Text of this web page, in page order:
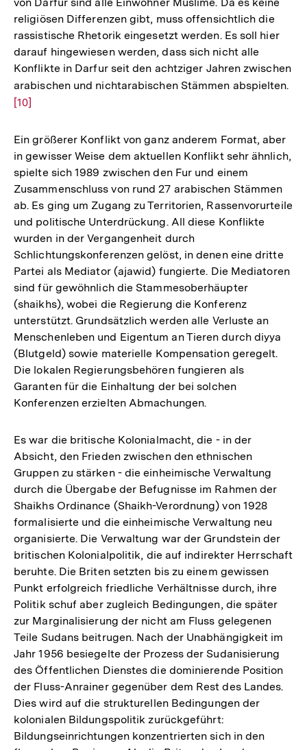
religiösen Differenzen gibt, muss offensichtlich die
rassistische Rhetorik eingesetzt werden. Es soll hier
darauf hingewiesen werden, dass sich nicht alle
Konflikte in Darfur seit den achtziger Jahren zwischen
arabischen und nichtarabischen Stämmen abspielten.
[10]
Ein größerer Konflikt von ganz anderem Format, aber
in gewisser Weise dem aktuellen Konflikt sehr ähnlich,
spielte sich 1989 zwischen den Fur und einem
Zusammenschluss von rund 27 arabischen Stämmen
ab. Es ging um Zugang zu Territorien, Rassenvorurteile
und politische Unterdrückung. All diese Konflikte
wurden in der Vergangenheit durch
Schlichtungskonferenzen gelöst, in denen eine dritte
Partei als Mediator (ajawid) fungierte. Die Mediatoren
sind für gewöhnlich die Stammesoberhäupter
(shaikhs), wobei die Regierung die Konferenz
unterstützt. Grundsätzlich werden alle Verluste an
Menschenleben und Eigentum an Tieren durch diyya
(Blutgeld) sowie materielle Kompensation geregelt.
Die lokalen Regierungsbehören fungieren als
Garanten für die Einhaltung der bei solchen
Konferenzen erzielten Abmachungen.
Es war die britische Kolonialmacht, die - in der
Absicht, den Frieden zwischen den ethnischen
Gruppen zu stärken - die einheimische Verwaltung
durch die Übergabe der Befugnisse im Rahmen der
Shaikhs Ordinance (Shaikh-Verordnung) von 1928
formalisierte und die einheimische Verwaltung neu
organisierte. Die Verwaltung war der Grundstein der
britischen Kolonialpolitik, die auf indirekter Herrschaft
beruhte. Die Briten setzten bis zu einem gewissen
Punkt erfolgreich friedliche Verhältnisse durch, ihre
Politik schuf aber zugleich Bedingungen, die später
zur Marginalisierung der nicht am Fluss gelegenen
Teile Sudans beitrugen. Nach der Unabhängigkeit im
Jahr 1956 besiegelte der Prozess der Sudanisierung
des Öffentlichen Dienstes die dominierende Position
der Fluss-Anrainer gegenüber dem Rest des Landes.
Dies wird auf die strukturellen Bedingungen der
kolonialen Bildungspolitik zurückgeführt:
Bildungseinrichtungen konzentrierten sich in den